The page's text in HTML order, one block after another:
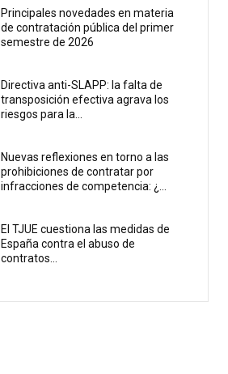
Principales novedades en materia
de contratación pública del primer
semestre de 2026
Directiva anti-SLAPP: la falta de
transposición efectiva agrava los
riesgos para la...
Nuevas reflexiones en torno a las
prohibiciones de contratar por
infracciones de competencia: ¿...
El TJUE cuestiona las medidas de
España contra el abuso de
contratos...